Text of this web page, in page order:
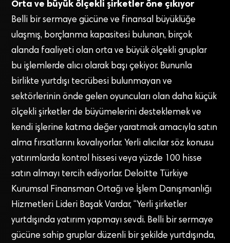
Orta ve büyük ölçekli şirketler öne çıkıyor
Belli bir sermaye gücüne ve finansal büyüklüğe
ulaşmış, borçlanma kapasitesi bulunan, birçok
alanda faaliyeti olan orta ve büyük ölçekli gruplar
bu işlemlerde alıcı olarak başı çekiyor. Bununla
birlikte yurtdışı tecrübesi bulunmayan ve
sektörlerinin önde gelen oyuncuları olan daha küçük
ölçekli şirketler de büyümelerini desteklemek ve
kendi işlerine katma değer yaratmak amacıyla satın
alma fırsatlarını kovalıyorlar. Yerli alıcılar söz konusu
yatırımlarda kontrol hissesi veya yüzde 100 hisse
satın almayı tercih ediyorlar. Deloitte Türkiye
Kurumsal Finansman Ortağı ve İşlem Danışmanlığı
Hizmetleri Lideri Başak Vardar, “Yerli şirketler
yurtdışında yatırım yapmayı sevdi. Belli bir sermaye
gücüne sahip gruplar düzenli bir şekilde yurtdışında,